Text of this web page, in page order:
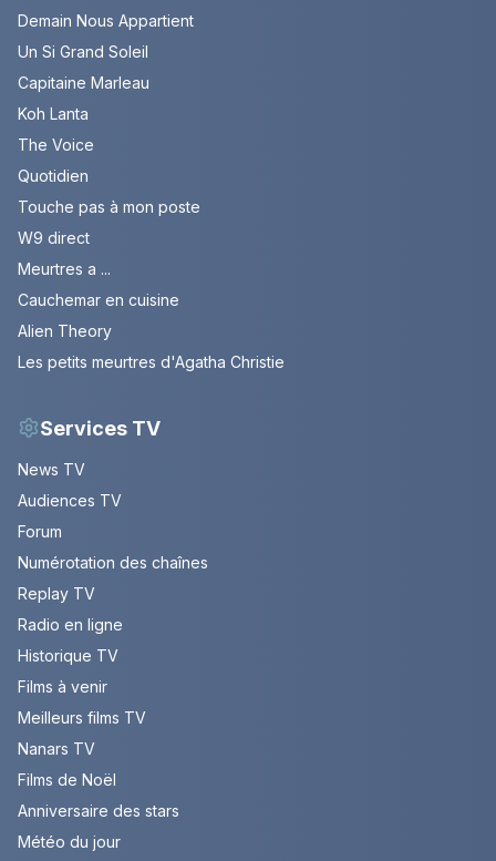
Demain Nous Appartient
Un Si Grand Soleil
Capitaine Marleau
Koh Lanta
The Voice
Quotidien
Touche pas à mon poste
W9 direct
Meurtres a ...
Cauchemar en cuisine
Alien Theory
Les petits meurtres d'Agatha Christie
Services TV
News TV
Audiences TV
Forum
Numérotation des chaînes
Replay TV
Radio en ligne
Historique TV
Films à venir
Meilleurs films TV
Nanars TV
Films de Noël
Anniversaire des stars
Météo du jour